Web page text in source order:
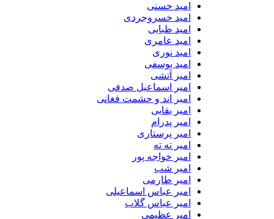
امید حسنی
امید خسروجردی
امید طبایی
امید عامری
امید نوری
امید یوسفی
امیر آتشی
امیر اسماعیل صدفی
امیر اند و حشمت فغانی
امیر بقایی
امیر پدرام
امیر پرستاری
امیر ته ته
امیر خواجه پور
امیر شب
امیر طارمی
امیر عباس اسماعیلی
امیر عباس گلاب
امیر عظیمی